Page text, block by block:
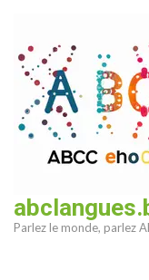
contenu
(Pressez
Entrée)
Parlez le monde, parlez